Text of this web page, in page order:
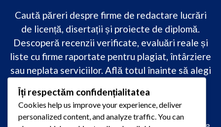
Caută păreri despre firme de redactare lucrări
de licență, disertații și proiecte de diplomă.
Descoperă recenzii verificate, evaluări reale și
liste cu firme raportate pentru plagiat, întârziere
sau neplata serviciilor. Află totul înainte să alegi
academicădoar pe PareriLucrareLicenta.ro.
Îți respectăm confidențialitatea
Cookies help us improve your experience, deliver
personalized content, and analyze traffic. You can